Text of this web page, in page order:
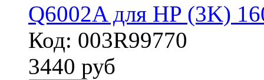
Q6002A для HP (3K)
Код: 003R99770
3440 руб